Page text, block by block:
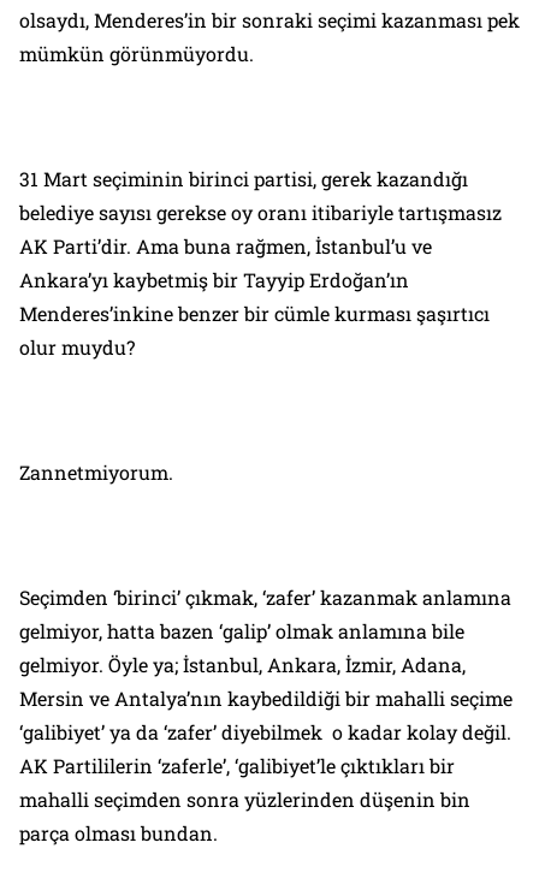
olsaydı, Menderes’in bir sonraki seçimi kazanması pek
mümkün görünmüyordu.
31 Mart seçiminin birinci partisi, gerek kazandığı
belediye sayısı gerekse oy oranı itibariyle tartışmasız
AK Parti’dir. Ama buna rağmen, İstanbul’u ve
Ankara’yı kaybetmiş bir Tayyip Erdoğan’ın
Menderes’inkine benzer bir cümle kurması şaşırtıcı
olur muydu?
Zannetmiyorum.
Seçimden ‘birinci’ çıkmak, ‘zafer’ kazanmak anlamına
gelmiyor, hatta bazen ‘galip’ olmak anlamına bile
gelmiyor. Öyle ya; İstanbul, Ankara, İzmir, Adana,
Mersin ve Antalya’nın kaybedildiği bir mahalli seçime
‘galibiyet’ ya da ‘zafer’ diyebilmek o kadar kolay değil.
AK Partililerin ‘zaferle’, ‘galibiyet’le çıktıkları bir
mahalli seçimden sonra yüzlerinden düşenin bin
parça olması bundan.